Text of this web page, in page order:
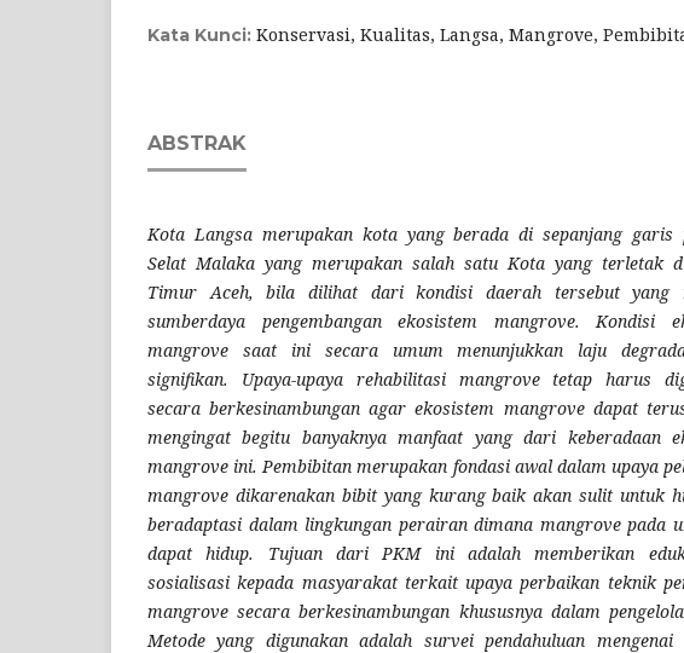
Kata Kunci: Konservasi, Kualitas, Langsa, Mangrove,
ABSTRAK
Kota Langsa merupakan kota yang berada di sepanjang garis
Selat Malaka yang merupakan salah satu Kota yang terletak
Timur Aceh, bila dilihat dari kondisi daerah tersebut yang
sumberdaya pengembangan ekosistem mangrove. Kondisi
mangrove saat ini secara umum menunjukkan laju
signifikan. Upaya-upaya rehabilitasi mangrove tetap harus
secara berkesinambungan agar ekosistem mangrove dapat
mengingat begitu banyaknya manfaat yang dari keberadaan
mangrove ini. Pembibitan merupakan fondasi awal dalam upaya
mangrove dikarenakan bibit yang kurang baik akan sulit untuk
beradaptasi dalam lingkungan perairan dimana mangrove pada
dapat hidup. Tujuan dari PKM ini adalah memberikan
sosialisasi kepada masyarakat terkait upaya perbaikan teknik
mangrove secara berkesinambungan khususnya dalam
Metode yang digunakan adalah survei pendahuluan mengenai